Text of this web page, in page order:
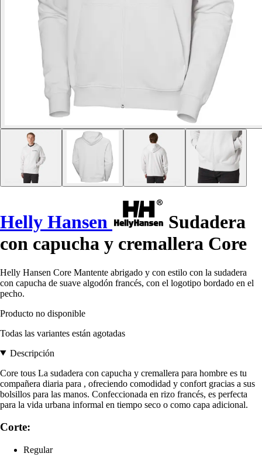
Helly Hansen
Sudadera
con capucha y cremallera Core
Helly Hansen Core Mantente abrigado y con estilo con la sudadera
con capucha de suave algodón francés, con el logotipo bordado en el
pecho.
Producto no disponible
Todas las variantes están agotadas
Descripción
Core tous La sudadera con capucha y cremallera para hombre es tu
compañera diaria para , ofreciendo comodidad y confort gracias a sus
bolsillos para las manos. Confeccionada en rizo francés, es perfecta
para la vida urbana informal en tiempo seco o como capa adicional.
Corte:
Regular